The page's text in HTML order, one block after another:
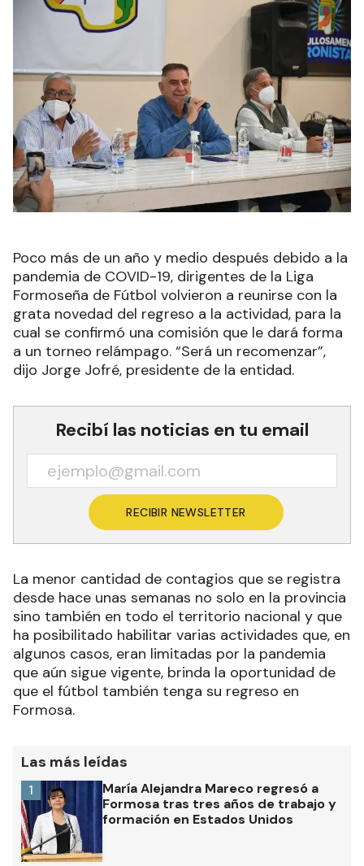
Poco más de un año y medio después debido a la
pandemia de COVID-19, dirigentes de la Liga
Formoseña de Fútbol volvieron a reunirse con la
grata novedad del regreso a la actividad, para la
cual se confirmó una comisión que le dará forma
a un torneo relámpago. “Será un recomenzar”,
dijo Jorge Jofré, presidente de la entidad.
Recibí las noticias en tu email
RECIBIR NEWSLETTER
La menor cantidad de contagios que se registra
desde hace unas semanas no solo en la provincia
sino también en todo el territorio nacional y que
ha posibilitado habilitar varias actividades que, en
algunos casos, eran limitadas por la pandemia
que aún sigue vigente, brinda la oportunidad de
que el fútbol también tenga su regreso en
Formosa.
Las más leídas
María Alejandra Mareco regresó a
Formosa tras tres años de trabajo y
formación en Estados Unidos
1